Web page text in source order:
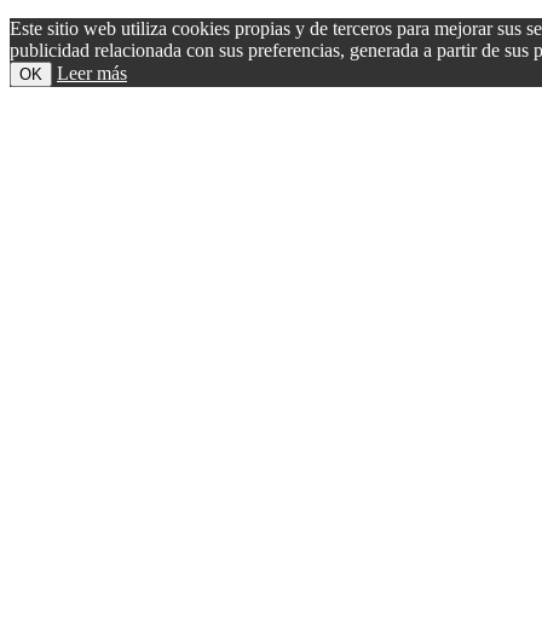
Este sitio web utiliza cookies propias y de terceros para mejorar sus
publicidad relacionada con sus preferencias, generada a partir de
OK Leer más